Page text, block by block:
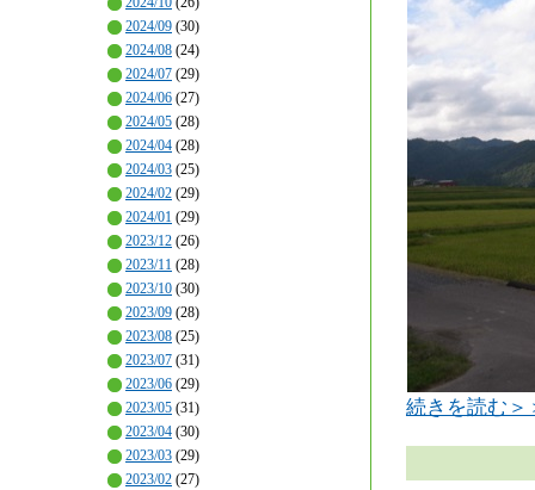
2024/09 (30)
2024/08 (24)
2024/07 (29)
2024/06 (27)
2024/05 (28)
2024/04 (28)
2024/03 (25)
2024/02 (29)
2024/01 (29)
2023/12 (26)
2023/11 (28)
2023/10 (30)
2023/09 (28)
2023/08 (25)
2023/07 (31)
2023/06 (29)
2023/05 (31)
2023/04 (30)
2023/03 (29)
2023/02 (27)
続きを読む＞